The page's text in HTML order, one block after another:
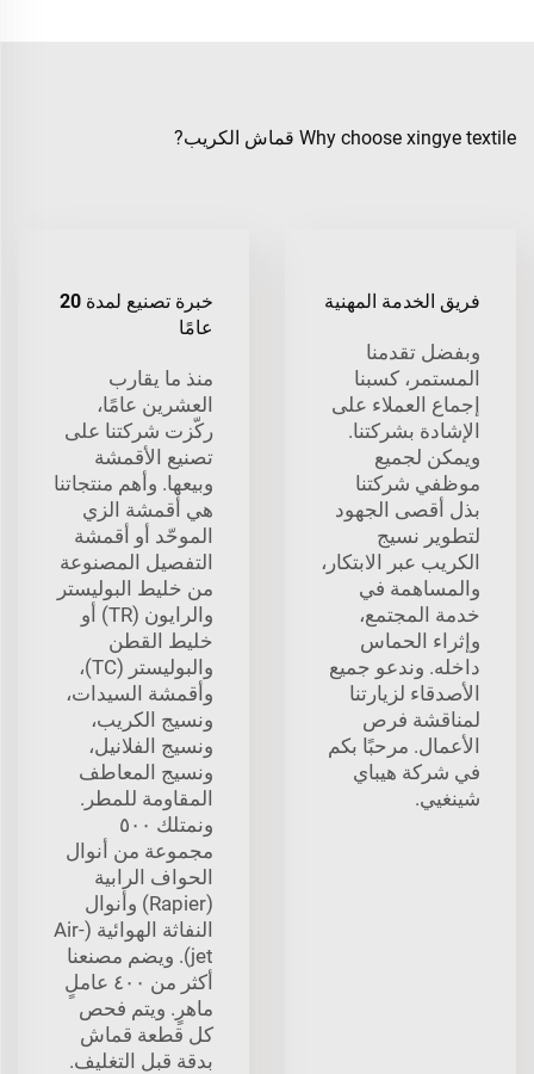
Why choose xingye textile قماش الكريب?
فريق الخدمة المهنية
وبفضل تقدمنا
المستمر، كسبنا
إجماع العملاء على
الإشادة بشركتنا.
ويمكن لجميع
موظفي شركتنا
بذل أقصى الجهود
لتطوير نسيج
الكريب عبر الابتكار،
والمساهمة في
خدمة المجتمع،
وإثراء الحماس
داخله. وندعو جميع
الأصدقاء لزيارتنا
لمناقشة فرص
الأعمال. مرحبًا بكم
في شركة هيباي
شينغيي.
خبرة تصنيع لمدة 20
عامًا
منذ ما يقارب
العشرين عامًا،
ركّزت شركتنا على
تصنيع الأقمشة
وبيعها. وأهم منتجاتنا
هي أقمشة الزي
الموحّد أو أقمشة
التفصيل المصنوعة
من خليط البوليستر
والرايون (TR) أو
خليط القطن
والبوليستر (TC)،
وأقمشة السيدات،
ونسيج الكريب،
ونسيج الفلانيل،
ونسيج المعاطف
المقاومة للمطر.
ونمتلك ٥٠٠
مجموعة من أنوال
الحواف الرابية
(Rapier) وأنوال
النفاثة الهوائية (Air-
jet). ويضم مصنعنا
أكثر من ٤٠٠ عاملٍ
ماهرٍ. ويتم فحص
كل قطعة قماش
بدقة قبل التغليف.